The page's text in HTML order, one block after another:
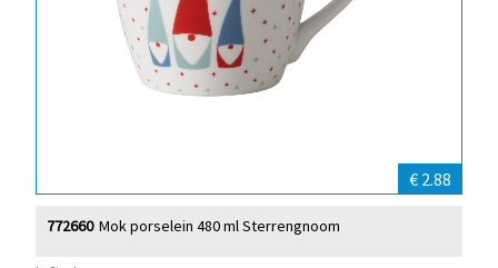
€ 2.88
Mok porselein 480 ml Sterrengnoom
772660